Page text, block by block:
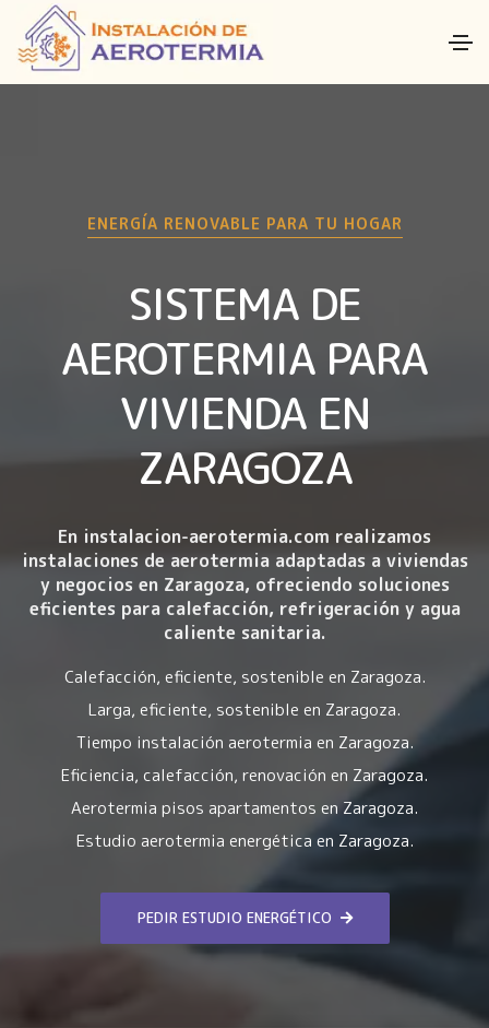
ENERGÍA RENOVABLE PARA TU HOGAR
SISTEMA DE
AEROTERMIA PARA
VIVIENDA EN
ZARAGOZA
En instalacion-aerotermia.com realizamos
instalaciones de aerotermiaadaptadas a viviendas
y negocios en Zaragoza, ofreciendo soluciones
eficientes para calefacción, refrigeración y agua
caliente sanitaria.
Calefacción, eficiente, sostenible en Zaragoza.
Larga, eficiente, sostenible en Zaragoza.
Tiempo instalación aerotermia en Zaragoza.
Eficiencia, calefacción, renovación en Zaragoza.
Aerotermia pisos apartamentos en Zaragoza.
Estudio aerotermia energética en Zaragoza.
PEDIR ESTUDIO ENERGÉTICO